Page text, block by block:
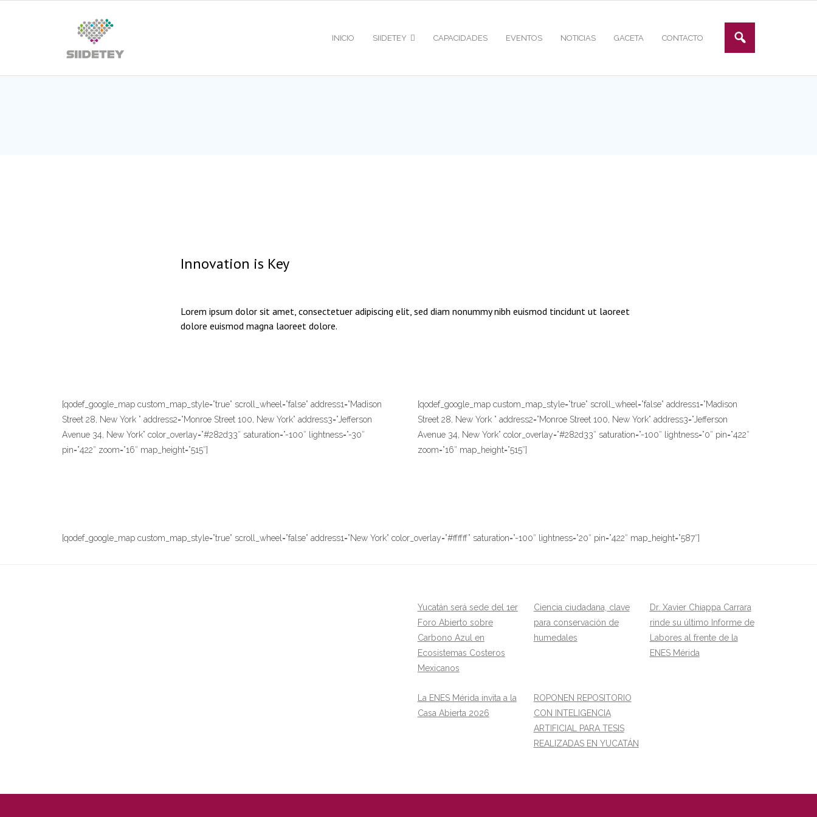
INICIO SIIDETEY CAPACIDADES EVENTOS NOTICIAS GACETA CONTACTO
Innovation is Key
Lorem ipsum dolor sit amet, consectetuer adipiscing elit, sed diam nonummy nibh euismod tincidunt ut laoreet
dolore euismod magna laoreet dolore.
[qodef_google_map custom_map_style=”true” scroll_wheel=”false” address1=”Madison
Street 28, New York ” address2=”Monroe Street 100, New York” address3=”Jefferson
Avenue 34, New York” color_overlay=”#282d33″ saturation=”-100″ lightness=”-30″
pin=”422″ zoom=”16″ map_height=”515″]
[qodef_google_map custom_map_style=”true” scroll_wheel=”false” address1=”Madison
Street 28, New York ” address2=”Monroe Street 100, New York” address3=”Jefferson
Avenue 34, New York” color_overlay=”#282d33″ saturation=”-100″ lightness=”0″ pin=”422″
zoom=”16″ map_height=”515″]
[qodef_google_map custom_map_style=”true” scroll_wheel=”false” address1=”New York” color_overlay=”#ffffff” saturation=”-100″ lightness=”20″ pin=”422″ map_height=”587″]
Yucatán será sede del 1er
Foro Abierto sobre
Carbono Azul en
Ecosistemas Costeros
Mexicanos
Ciencia ciudadana, clave
para conservación de
humedales
Dr. Xavier Chiappa Carrara
rinde su último Informe de
Labores al frente de la
ENES Mérida
La ENES Mérida invita a la
Casa Abierta 2026
ROPONEN REPOSITORIO
CON INTELIGENCIA
ARTIFICIAL PARA TESIS
REALIZADAS EN YUCATÁN